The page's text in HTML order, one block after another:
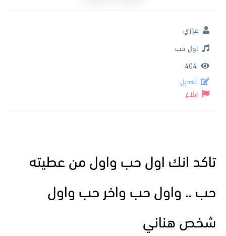
تاكد انك اول حب واول من عطيته
حب .. واول حب واخر حب واول
شخص هناني
عزازي
اول حب
404
تعديل
ابلاغ